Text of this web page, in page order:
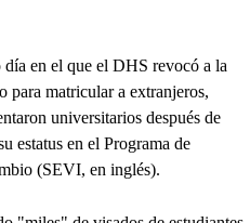
día en el que el DHS revocó a la
para matricular a extranjeros,
universitarios después de
estatus en el Programa de
(SEVI, en inglés).